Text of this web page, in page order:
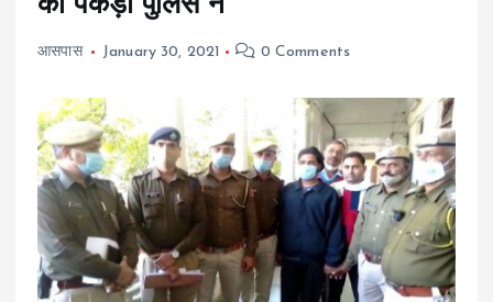
आसपास January 30, 2021 0 Comments